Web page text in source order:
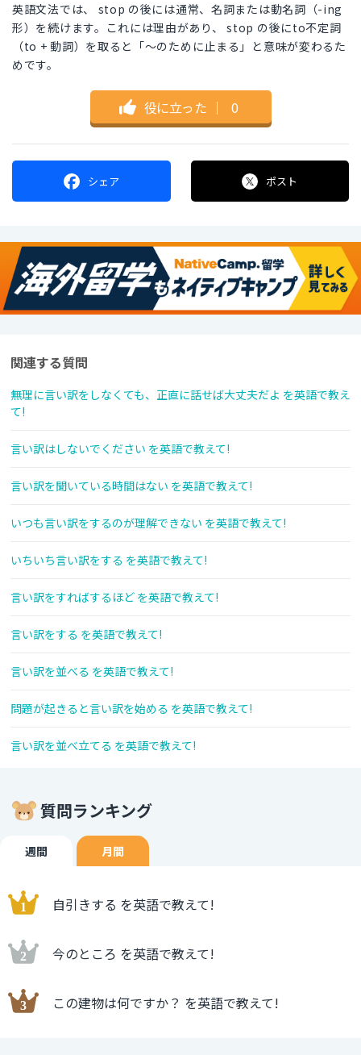
英語文法では、 stop の後には通常、名詞または動名詞（-ing
形）を続けます。これには理由があり、 stop の後にto不定詞
（to + 動詞）を取ると「～のために止まる」と意味が変わるた
めです。
役に立った ｜ 0
シェア ポスト
関連する質問
無理に言い訳をしなくても、正直に話せば大丈夫だよ を英語で教え
て!
言い訳はしないでください を英語で教えて!
言い訳を聞いている時間はない を英語で教えて!
いつも言い訳をするのが理解できない を英語で教えて!
いちいち言い訳をする を英語で教えて!
言い訳をすればするほど を英語で教えて!
言い訳をする を英語で教えて!
言い訳を並べる を英語で教えて!
問題が起きると言い訳を始める を英語で教えて!
言い訳を並べ立てる を英語で教えて!
質問ランキング
週間 月間
自引きする を英語で教えて!
今のところ を英語で教えて!
この建物は何ですか？ を英語で教えて!